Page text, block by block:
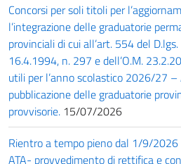
Concorsi per soli titoli per
l’integrazione delle graduatorie
provinciali di cui all’art. 554 del D.lgs.
16.4.1994, n. 297 e dell’O.M.
utili per l’anno scolastico 2026/27 –
pubblicazione delle graduatorie
provvisorie. 15/07/2026
Rientro a tempo pieno dal 1/9/2026
ATA- provvedimento di rettifica e